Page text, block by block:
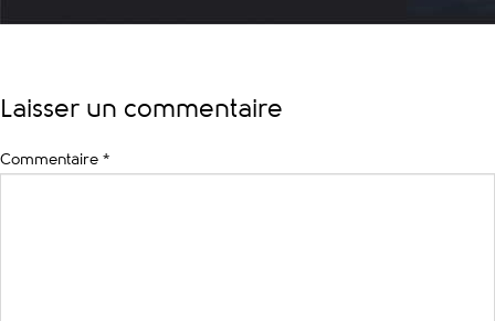
Laisser un commentaire
Commentaire *